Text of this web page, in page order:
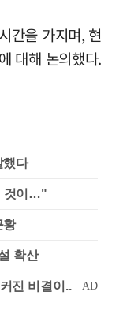
간을 가지며, 현
대해 논의했다.
했다
것이…"
황
확산